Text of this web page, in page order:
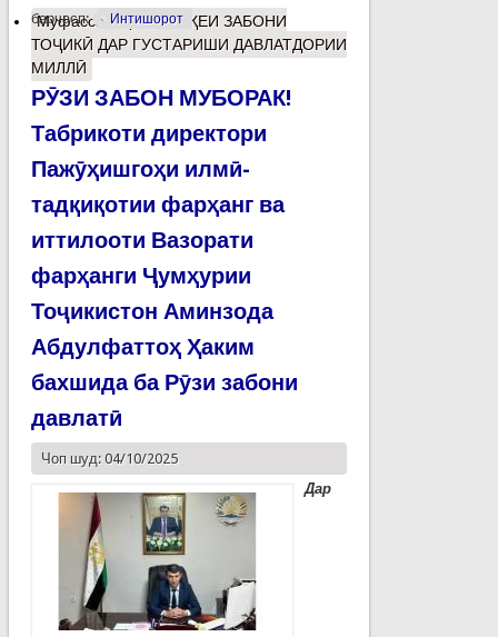
барчасп: Интишорот
Муфассалтаро МАВҚЕИ ЗАБОНИ
ТОҶИКӢ ДАР ГУСТАРИШИ ДАВЛАТДОРИИ
МИЛЛӢ
РӮЗИ ЗАБОН МУБОРАК!
Табрикоти директори
Пажӯҳишгоҳи илмӣ-
тадқиқотии фарҳанг ва
иттилооти Вазорати
фарҳанги Ҷумҳурии
Тоҷикистон Аминзода
Абдулфаттоҳ Ҳаким
бахшида ба Рӯзи забони
давлатӣ
Чоп шуд: 04/10/2025
Дар